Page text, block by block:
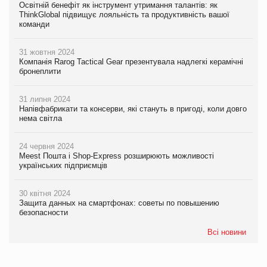
Освітній бенефіт як інструмент утримання талантів: як
ThinkGlobal підвищує лояльність та продуктивність вашої
команди
31 жовтня 2024
Компанія Rarog Tactical Gear презентувала надлегкі керамічні
бронеплити
31 липня 2024
Напівфабрикати та консерви, які стануть в пригоді, коли довго
нема світла
24 червня 2024
Meest Пошта і Shop-Express розширюють можливості
українських підприємців
30 квітня 2024
Защита данных на смартфонах: советы по повышению
безопасности
Всі новини